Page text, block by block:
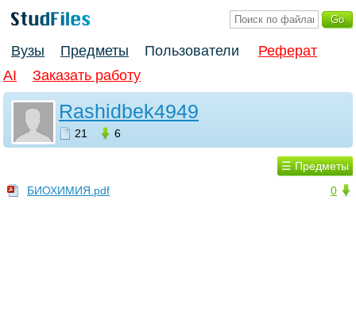
Вузы Предметы Пользователи
Реферат
AI
Заказать работу
Rashidbek4949
21 6
☰ Предметы
0
БИОХИМИЯ.pdf